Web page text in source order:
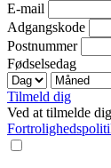
E-mail
Adgangskode
Postnummer
Fødselsedag
Tilmeld dig
Ved at tilmelde